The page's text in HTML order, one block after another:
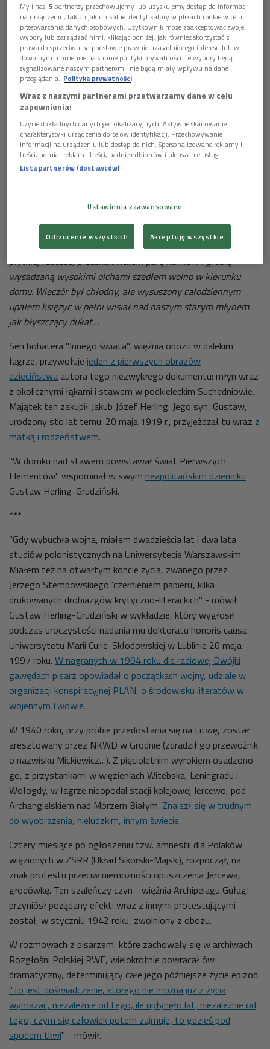
Gustaw Herling-Grudziński Foto: PAP/Przemek Wierzchowski
Śniło mi się najczęściej, że późnym wieczorem wracam ze
dokładnie, jak gdyby w czarnym świetle, najpierw piaszczystą
willą, strumień obok wzgórza i wreszcie drogę prowadzącą
nad nasz stary, zarośnięty szuwarami staw. Schodziłem ku
płytkiej rzeczce, przeskakiwałem parę kamieni i groblą
wysadzaną wysokimi olchami szedłem wolno w kierunku
domu. Wieczór był chłodny, ale wysuszony całodziennym
upałem księżyc w pełni wisiał nad naszym starym młynem
jak błyszczący dukat…
Sen bohatera "Innego świata", więźnia obozu w dalekim
łagrze, przywołuje jeden z pierwszych obrazów
dzieciństwa autora tego niezwykłego dokumentu: młyn wraz
z okolicznymi łąkami i stawem w podkieleckim Suchedniowie.
Majątek ten zakupił Jakub Józef Herling. Jego syn, Gustaw,
urodzony sto lat temu: 20 maja 1919 r., przyjeżdżał tu wraz z
matką i rodzeństwem.
"W domku nad stawem powstawał świat Pierwszych
Elementów" wspominał w swym neapolitańskim dzienniku
Gustaw Herling-Grudziński.
***
"Gdy wybuchła wojna, miałem dwadzieścia lat i dwa lata
studiów polonistycznych na Uniwersytecie Warszawskim.
Miałem też na otwartym koncie życia, zwanego przez
Jerzego Stempowskiego 'czernieniem papieru', kilka
drukowanych drobiazgów krytyczno-literackich" - mówił
Gustaw Herling-Grudziński w wykładzie, który wygłosił
podczas uroczystości nadania mu doktoratu honoris causa
Uniwersytetu Marii Curie-Skłodowskiej w Lublinie 20 maja
1997 roku. W nagranych w 1994 roku dla radiowej Dwójki
gawędach pisarz opowiadał o początkach wojny, udziale w
organizacji konspiracyjnej PLAN, o środowisku literatów w
wojennym Lwowie.
W 1940 roku, przy próbie przedostania się na Litwę, został
aresztowany przez NKWD w Grodnie (zdradził go przewoźnik
o nazwisku Mickiewicz…). Z pięcioletnim wyrokiem osadzono
go, z przystankami w więzieniach Witebska, Leningradu i
Wołogdy, w łagrze nieopodal stacji kolejowej Jercewo, pod
Archangielskiem nad Morzem Białym. Znalazł się w trudnym
do wyobrażenia, nieludzkim, innym świecie.
Cztery miesiące po ogłoszeniu tzw. amnestii dla Polaków
więzionych w ZSRR (Układ Sikorski-Majski), rozpoczął, na
znak protestu przeciw niemożności opuszczenia Jercewa,
głodówkę. Ten szaleńczy czyn - więźnia Archipelagu Gułag! -
przyniósł pożądany efekt: wraz z innymi protestującymi
został, w styczniu 1942 roku, zwolniony z obozu.
W rozmowach z pisarzem, które zachowały się w archiwach
Rozgłośni Polskiej RWE, wielokrotnie powracał ów
dramatyczny, determinujący całe jego późniejsze życie epizod.
"To jest doświadczenie, którego nie można już z życia
wymazać, niezależnie od tego, ile upłynęło lat, niezależnie od
tego, czym się człowiek potem zajmuje, to gdzieś pod
spodem tkwi" - mówił.
My i nasi5 partnerzy przechowujemy lub uzyskujemy dostęp do informacji
na urządzeniu, takich jak unikalne identyfikatory w plikach cookie w celu
przetwarzania danych osobowych. Użytkownik może zaakceptować swoje
wybory lub zarządzać nimi, klikając poniżej, jak również skorzystać z
prawa do sprzeciwu na podstawie prawnie uzasadnionego interesu lub w
dowolnym momencie na stronie polityki prywatności. Te wybory będą
sygnalizowane naszym partnerom i nie będą miały wpływu na dane
przeglądania. Polityka prywatności
Wraz z naszymi partnerami przetwarzamy dane w celu
zapewnienia:
Użycie dokładnych danych geolokalizacyjnych. Aktywne skanowanie
charakterystyki urządzenia do celów identyfikacji. Przechowywanie
informacji na urządzeniu lub dostęp do nich. Spersonalizowane reklamy i
treści, pomiar reklam i treści, badnie odbiorców i ulepszanie usług.
Lista partnerów (dostawców)
Ustawienia zaawansowane
Odrzucenie wszystkich Akceptuję wszystkie